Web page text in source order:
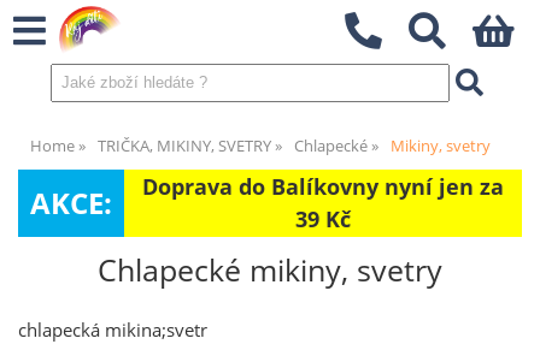
Home TRIČKA, MIKINY, SVETRY Chlapecké Mikiny, svetry
AKCE:
Doprava do Balíkovny nyní jen za
39 Kč
Chlapecké mikiny, svetry
chlapecká mikina;svetr